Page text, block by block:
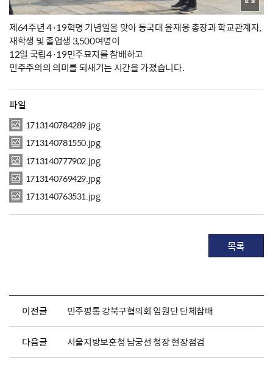
제64주년 4·19혁명 기념일을 맞아 동국대 윤재웅 총장과 학교관계자,
재학생 및 졸업생 3,500여명이
12일 국립4·19민주묘지를 참배하고
민주주의의 의미를 되새기는 시간을 가졌습니다.
파일
1713140784289.jpg
1713140781550.jpg
1713140777902.jpg
1713140769429.jpg
1713140763531.jpg
목록
이전글 민주평통 강북구협의회 임원단 단체참배
다음글 서울지방보훈청 남궁선 청장 현장점검